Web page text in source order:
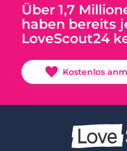
Über 1,7
haben bereits
LoveScout24
Kostenlos